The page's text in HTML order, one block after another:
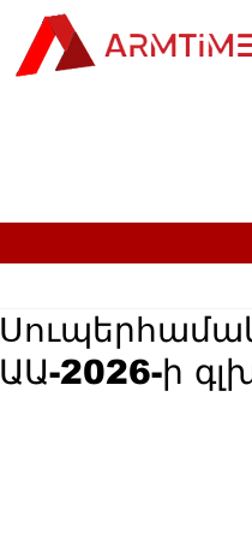
ԱԱ-2026-ի